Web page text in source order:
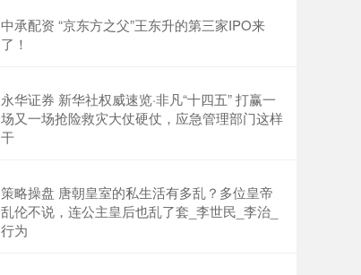
中承配资 “京东方之父”王东升的第三家IPO来
了！
永华证券 新华社权威速览·非凡“十四五” 打赢一
场又一场抢险救灾大仗硬仗，应急管理部门这样
干
策略操盘 唐朝皇室的私生活有多乱？多位皇帝
乱伦不说，连公主皇后也乱了套_李世民_李治_
行为